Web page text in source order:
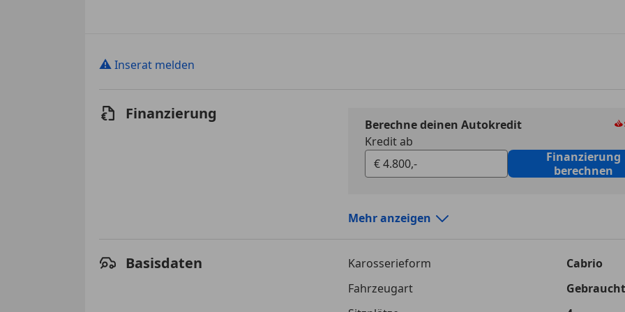
⚠ Inserat melden
Finanzierung
Berechne deinen Autokredit
Kredit ab
Finanzierung
berechnen
Laufzeit
120
Kreditbetrag
€ 4 800,-
Mehr anzeigen
Basisdaten Karosserieform
Cabrio
Fahrzeugart
Gebraucht